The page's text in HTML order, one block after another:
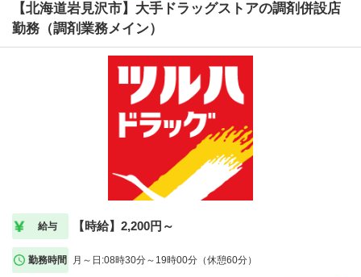
【北海道岩見沢市】大手ドラッグストアの調剤併設店
勤務（調剤業務メイン）
給与 【時給】2,200円～
勤務時間 月～日:08時30分～19時00分（休憩60分）